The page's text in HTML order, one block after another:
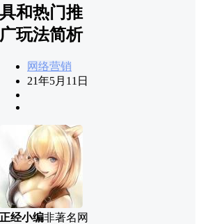
具和热门推
广玩法简析
网络营销
21年5月11日
正经小编非著名网